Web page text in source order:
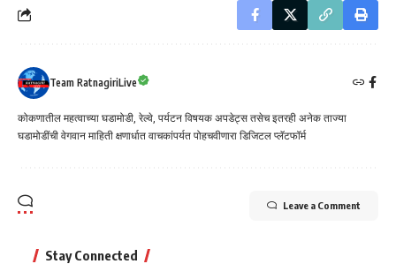
Team RatnagiriLive
कोकणातील महत्वाच्या घडामोडी, रेल्वे, पर्यटन विषयक अपडेट्स तसेच इतरही अनेक ताज्या
घडामोडींची वेगवान माहिती क्षणार्धात वाचकांपर्यत पोहचवीणारा डिजिटल प्लॅटफॉर्म
Leave a Comment
Stay Connected